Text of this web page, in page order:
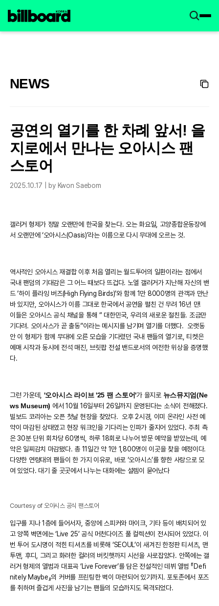
NEWS
공연의 열기를 한 차례 앞서! 을
지로에서 만나는 오아시스 팬
스토어
2025.10.17 | by Kwon Saebom
갤러거 형제가 정말 오랜만에 한국을 찾는다. 오는 화요일, 고양종합운동장에
서 오랜만에 ‘오아시스(Oasis)’라는 이름으로 다시 무대에 오르는 것.
역사적인 오아시스 재결합 이후 처음 열리는 월드투어의 일환이라는 점에서
국내 팬덤의 기대감은 그 어느 때보다 뜨겁다. 노엘 갤러거가 지난해 자신의 밴
드 ‘하이 플라잉 버즈(High Flying Birds)’와 함께 1만 8000명의 관객과 만난
바 있지만, 오아시스가 이름 그대로 한국에서 공연을 펼친 건 무려 16년 만!
이들은 오아시스 공식 채널을 통해 “ 대한민국, 우리의 새로운 절친들. 조금만
기다려. 오이사스가 곧 출동”이라는 메시지를 남기며 열기를 더했다. 오랫동
안 이 형제가 함께 무대에 오른 모습을 기다렸던 국내 팬들의 열기로, 티켓은
예매 시작과 동시에 전석 매진, 브릿팝 전설 밴드로서의 여전한 위상을 증명했
다.
그런 가운데, '오아시스 라이브 '25 팬 스토어'가 을지로 뉴스뮤지엄(Ne
ws Museum) 에서 10월 16일부터 26일까지 운영된다는 소식이 전해졌다.
빌보드 코리아는 오픈 첫날 현장을 찾았다. 오후 2시경, 이미 온라인 사전 예
약이 마감된 상태였고 현장 워크인을 기다리는 인파가 줄지어 있었다. 주최 측
은 30분 단위 회차당 60명씩, 하루 18회로 나누어 방문 예약을 받았는데, 예
약은 일찌감치 마감됐다. 총 11일간 약 1만 1,800명이 이곳을 찾을 예정이다.
다양한 연령대의 팬들이 한 가지 이유로, 바로 ‘오아시스’를 향한 사랑으로 모
여 있었다. 대기 줄 곳곳에서 나누는 대화에는 설렘이 묻어났다
Courtesy of 오아시스 공식 팬스토어
입구를 지나 1층에 들어서자, 중앙에 스피커와 마이크, 기타 등이 배치되어 있
고 양쪽 벽면에는 ‘Live 25’ 공식 머천다이즈 풀 컬렉션이 전시되어 있었다. 이
번 투어 도시명이 적힌 티셔츠를 비롯해 ‘SEOUL’이 새겨진 한정판 티셔츠, 맨
투맨, 후디, 그리고 화려한 컬러의 버킷햇까지 시선을 사로잡았다. 안쪽에는 갤
러거 형제의 앨범과 대표곡 ‘Live Forever’를 담은 전설적인 데뷔 앨범 『Defi
nitely Maybe』의 커버를 프린팅한 벽이 마련되어 있기까지. 포토존에서 포즈
를 취하며 즐겁게 사진을 남기는 팬들의 모습까지도 목격되었다.